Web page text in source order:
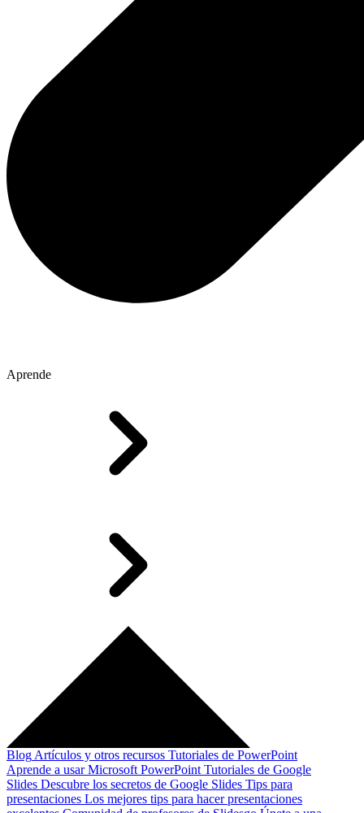
Aprende
Blog Artículos y otros recursos Tutoriales de PowerPoint
Aprende a usar Microsoft PowerPoint Tutoriales de Google
Slides Descubre los secretos de Google Slides Tips para
presentaciones Los mejores tips para hacer presentaciones